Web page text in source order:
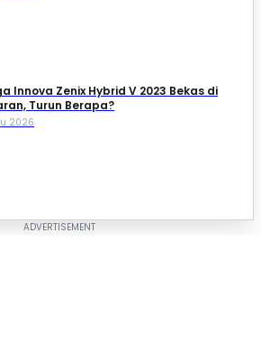
Innova Zenix Hybrid V 2023 Bekas di
Turun Berapa?
2026